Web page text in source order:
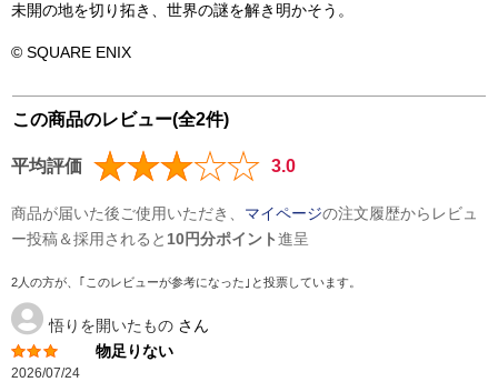
未開の地を切り拓き、世界の謎を解き明かそう。
© SQUARE ENIX
この商品のレビュー(全2件)
平均評価 3.0
商品が届いた後ご使用いただき、 マイページの注文履歴からレビュ
ー投稿＆採用されると 10円分ポイント進呈
2人の方が、｢このレビューが参考になった｣と投票しています。
悟りを開いたもの さん
物足りない
2026/07/24